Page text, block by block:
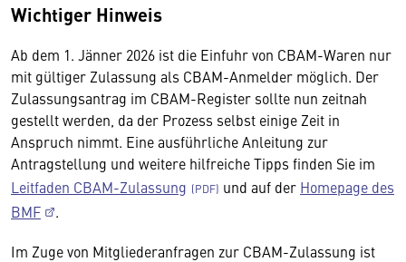
Wichtiger Hinweis
Ab dem 1. Jänner 2026 ist die Einfuhr von CBAM-Waren nur
mit gültiger Zulassung als CBAM-Anmelder möglich. Der
Zulassungsantrag im CBAM-Register sollte nun zeitnah
gestellt werden, da der Prozess selbst einige Zeit in
Anspruch nimmt. Eine ausführliche Anleitung zur
Antragstellung und weitere hilfreiche Tipps finden Sie im
Leitfaden CBAM-Zulassung
und auf der Homepage des
BMF
.
Im Zuge von Mitgliederanfragen zur CBAM-Zulassung ist